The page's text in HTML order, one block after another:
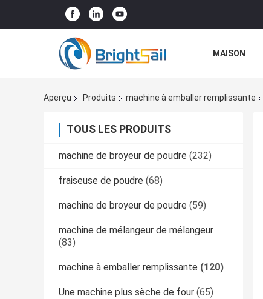
MAISON
Aperçu
Produits machine à emballer remplissante
TOUS LES PRODUITS
machine de broyeur de poudre (232)
fraiseuse de poudre (68)
machine de broyeur de poudre (59)
machine de mélangeur de mélangeur
(83)
machine à emballer remplissante (120)
Une machine plus sèche de four (65)